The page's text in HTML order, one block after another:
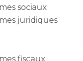
sociaux
juridiques
fiscaux